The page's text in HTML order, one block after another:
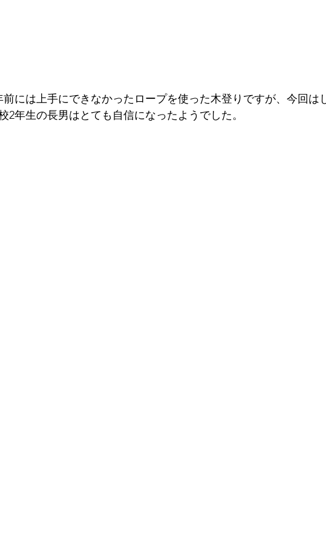
前には上手にできなかったロープを使った木登りですが、今回は
2年生の長男はとても自信になったようでした。